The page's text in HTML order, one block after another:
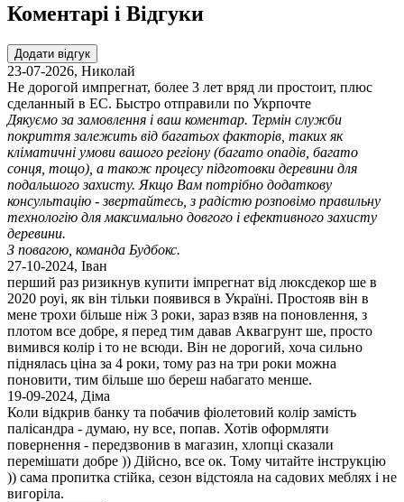
Коментарі і Відгуки
Додати відгук
23-07-2026, Николай
Не дорогой импрегнат, более 3 лет вряд ли простоит, плюс
сделанный в ЕС. Быстро отправили по Укрпочте
Дякуємо за замовлення і ваш коментар. Термін служби
покриття залежить від багатьох факторів, таких як
кліматичні умови вашого регіону (багато опадів, багато
сонця, тощо), а також процесу підготовки деревини для
подальшого захисту. Якщо Вам потрібно додаткову
консультацію - звертайтесь, з радістю розповімо правильну
технологію для максимально довгого і ефективного захисту
деревини.
З повагою, команда Будбокс.
27-10-2024, Іван
перший раз ризикнув купити імпрегнат від люксдекор ше в
2020 роуі, як він тільки появився в Україні. Простояв він в
мене трохи більше ніж 3 роки, зараз взяв на поновлення, з
плотом все добре, я перед тим давав Аквагрунт ше, просто
вимився колір і то не всюди. Він не дорогий, хоча сильно
піднялась ціна за 4 роки, тому раз на три роки можна
поновити, тим більше шо береш набагато менше.
19-09-2024, Діма
Коли відкрив банку та побачив фіолетовий колір замість
палісандра - думаю, ну все, попав. Хотів оформляти
повернення - передзвонив в магазин, хлопці сказали
перемішати добре )) Дійсно, все ок. Тому читайте інструкцію
)) сама пропитка стійка, сезон відстояла на садових меблях і не
вигоріла.